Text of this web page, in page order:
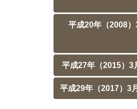
平成20年（2008）
平成27年（2015）3
平成29年（2017）3